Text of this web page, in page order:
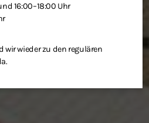
16:00–18:00 Uhr
wir wieder zu den regulären